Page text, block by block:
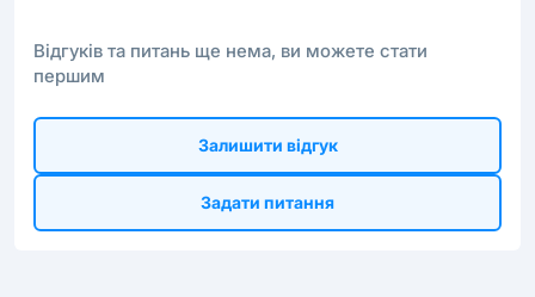
Відгуків та питань ще нема, ви можете стати
першим
Залишити відгук
Задати питання